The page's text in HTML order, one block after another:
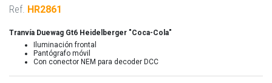
Ref. HR2861
Tranvía Duewag Gt6 Heidelberger "Coca-Cola"
Iluminación frontal
Pantógrafo móvil
Con conector NEM para decoder DCC